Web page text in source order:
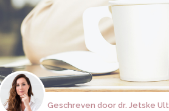
Geschreven door dr. Jetske